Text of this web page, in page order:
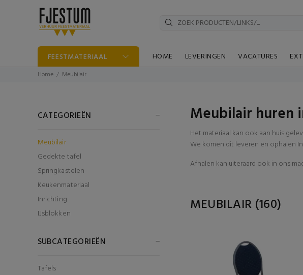
FEESTMATERIAAL HOME LEVERINGEN VACATURES
Home Meubilair
CATEGORIEËN
Meubilair
Gedekte tafel
Springkastelen
Keukenmateriaal
Inrichting
IJsblokken
SUBCATEGORIEËN
Tafels
Meubilair huren
Het materiaal kan ook aan huis
We komen dit leveren en ophalen In
Afhalen kan uiteraard ook in ons
MEUBILAIR (160)